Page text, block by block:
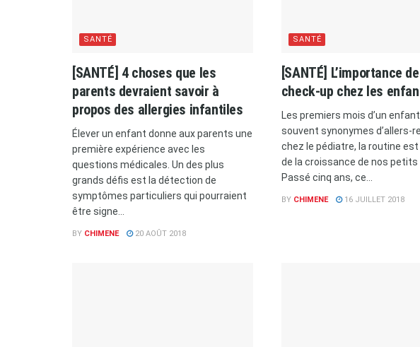
SANTÉ
[SANTÉ] 4 choses que les
parents devraient savoir à
propos des allergies infantiles
Élever un enfant donne aux parents une
première expérience avec les
questions médicales. Un des plus
grands défis est la détection de
symptômes particuliers qui pourraient
être signe...
BY CHIMENE 20 AOÛT 2018
SANTÉ
[SANTÉ] L’importance
check-up chez les
Les premiers mois d’un
souvent synonymes d’allers-
chez le pédiatre, la routine est
de la croissance de nos petits
Passé cinq ans, ce...
BY CHIMENE 16 JUILLET 2018